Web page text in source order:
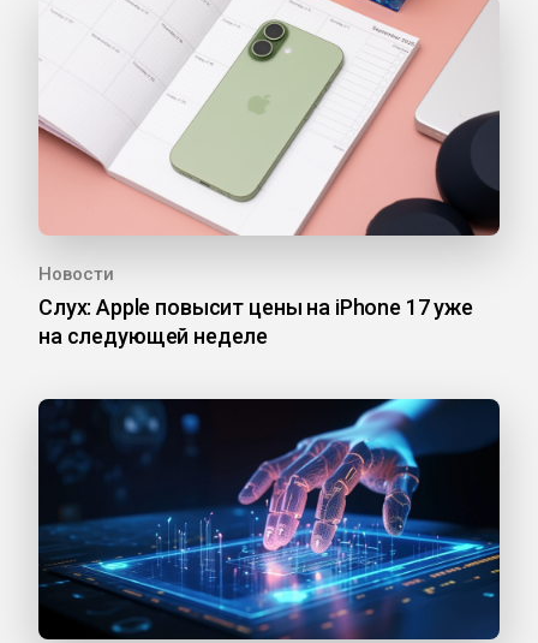
Новости
Слух: Apple повысит цены на iPhone 17 уже
на следующей неделе